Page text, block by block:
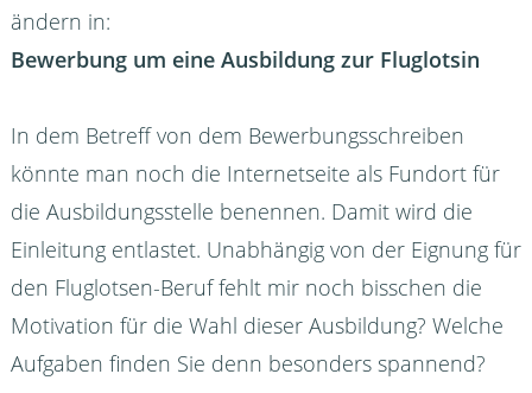
ändern in:
Bewerbung um eine Ausbildung zur Fluglotsin
In dem Betreff von dem Bewerbungsschreiben
könnte man noch die Internetseite als Fundort für
die Ausbildungsstelle benennen. Damit wird die
Einleitung entlastet. Unabhängig von der Eignung für
den Fluglotsen-Beruf fehlt mir noch bisschen die
Motivation für die Wahl dieser Ausbildung? Welche
Aufgaben finden Sie denn besonders spannend?